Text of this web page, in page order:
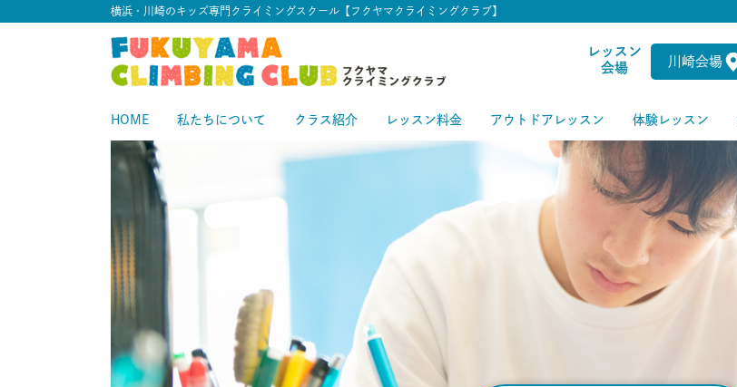
横浜・川崎のキッズ専門クライミングスクール【フクヤマクライミングクラブ】
レッスン
会場
川崎会場
HOME 私たちについて クラス紹介 レッスン料金 アウトドアレッスン 体験レッスン